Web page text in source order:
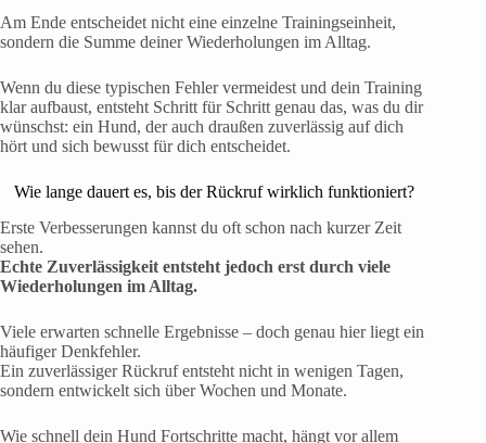
Am Ende entscheidet nicht eine einzelne Trainingseinheit,
sondern die Summe deiner Wiederholungen im Alltag.
Wenn du diese typischen Fehler vermeidest und dein Training
klar aufbaust, entsteht Schritt für Schritt genau das, was du dir
wünschst: ein Hund, der auch draußen zuverlässig auf dich
hört und sich bewusst für dich entscheidet.
Wie lange dauert es, bis der Rückruf wirklich funktioniert?
Erste Verbesserungen kannst du oft schon nach kurzer Zeit
sehen.
Echte Zuverlässigkeit entsteht jedoch erst durch viele
Wiederholungen im Alltag.
Viele erwarten schnelle Ergebnisse – doch genau hier liegt ein
häufiger Denkfehler.
Ein zuverlässiger Rückruf entsteht nicht in wenigen Tagen,
sondern entwickelt sich über Wochen und Monate.
Wie schnell dein Hund Fortschritte macht, hängt vor allem